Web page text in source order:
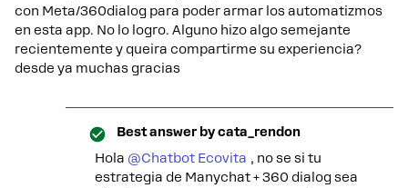
con Meta/360dialog para poder armar los automatizmos
en esta app. No lo logro. Alguno hizo algo semejante
recientemente y queira compartirme su experiencia?
desde ya muchas gracias
Best answer bycata_rendon
Hola ​ @Chatbot Ecovita , no se si tu
estrategia de Manychat + 360 dialog sea